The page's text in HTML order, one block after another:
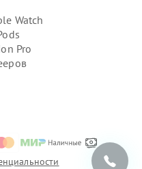
Watch
Pro